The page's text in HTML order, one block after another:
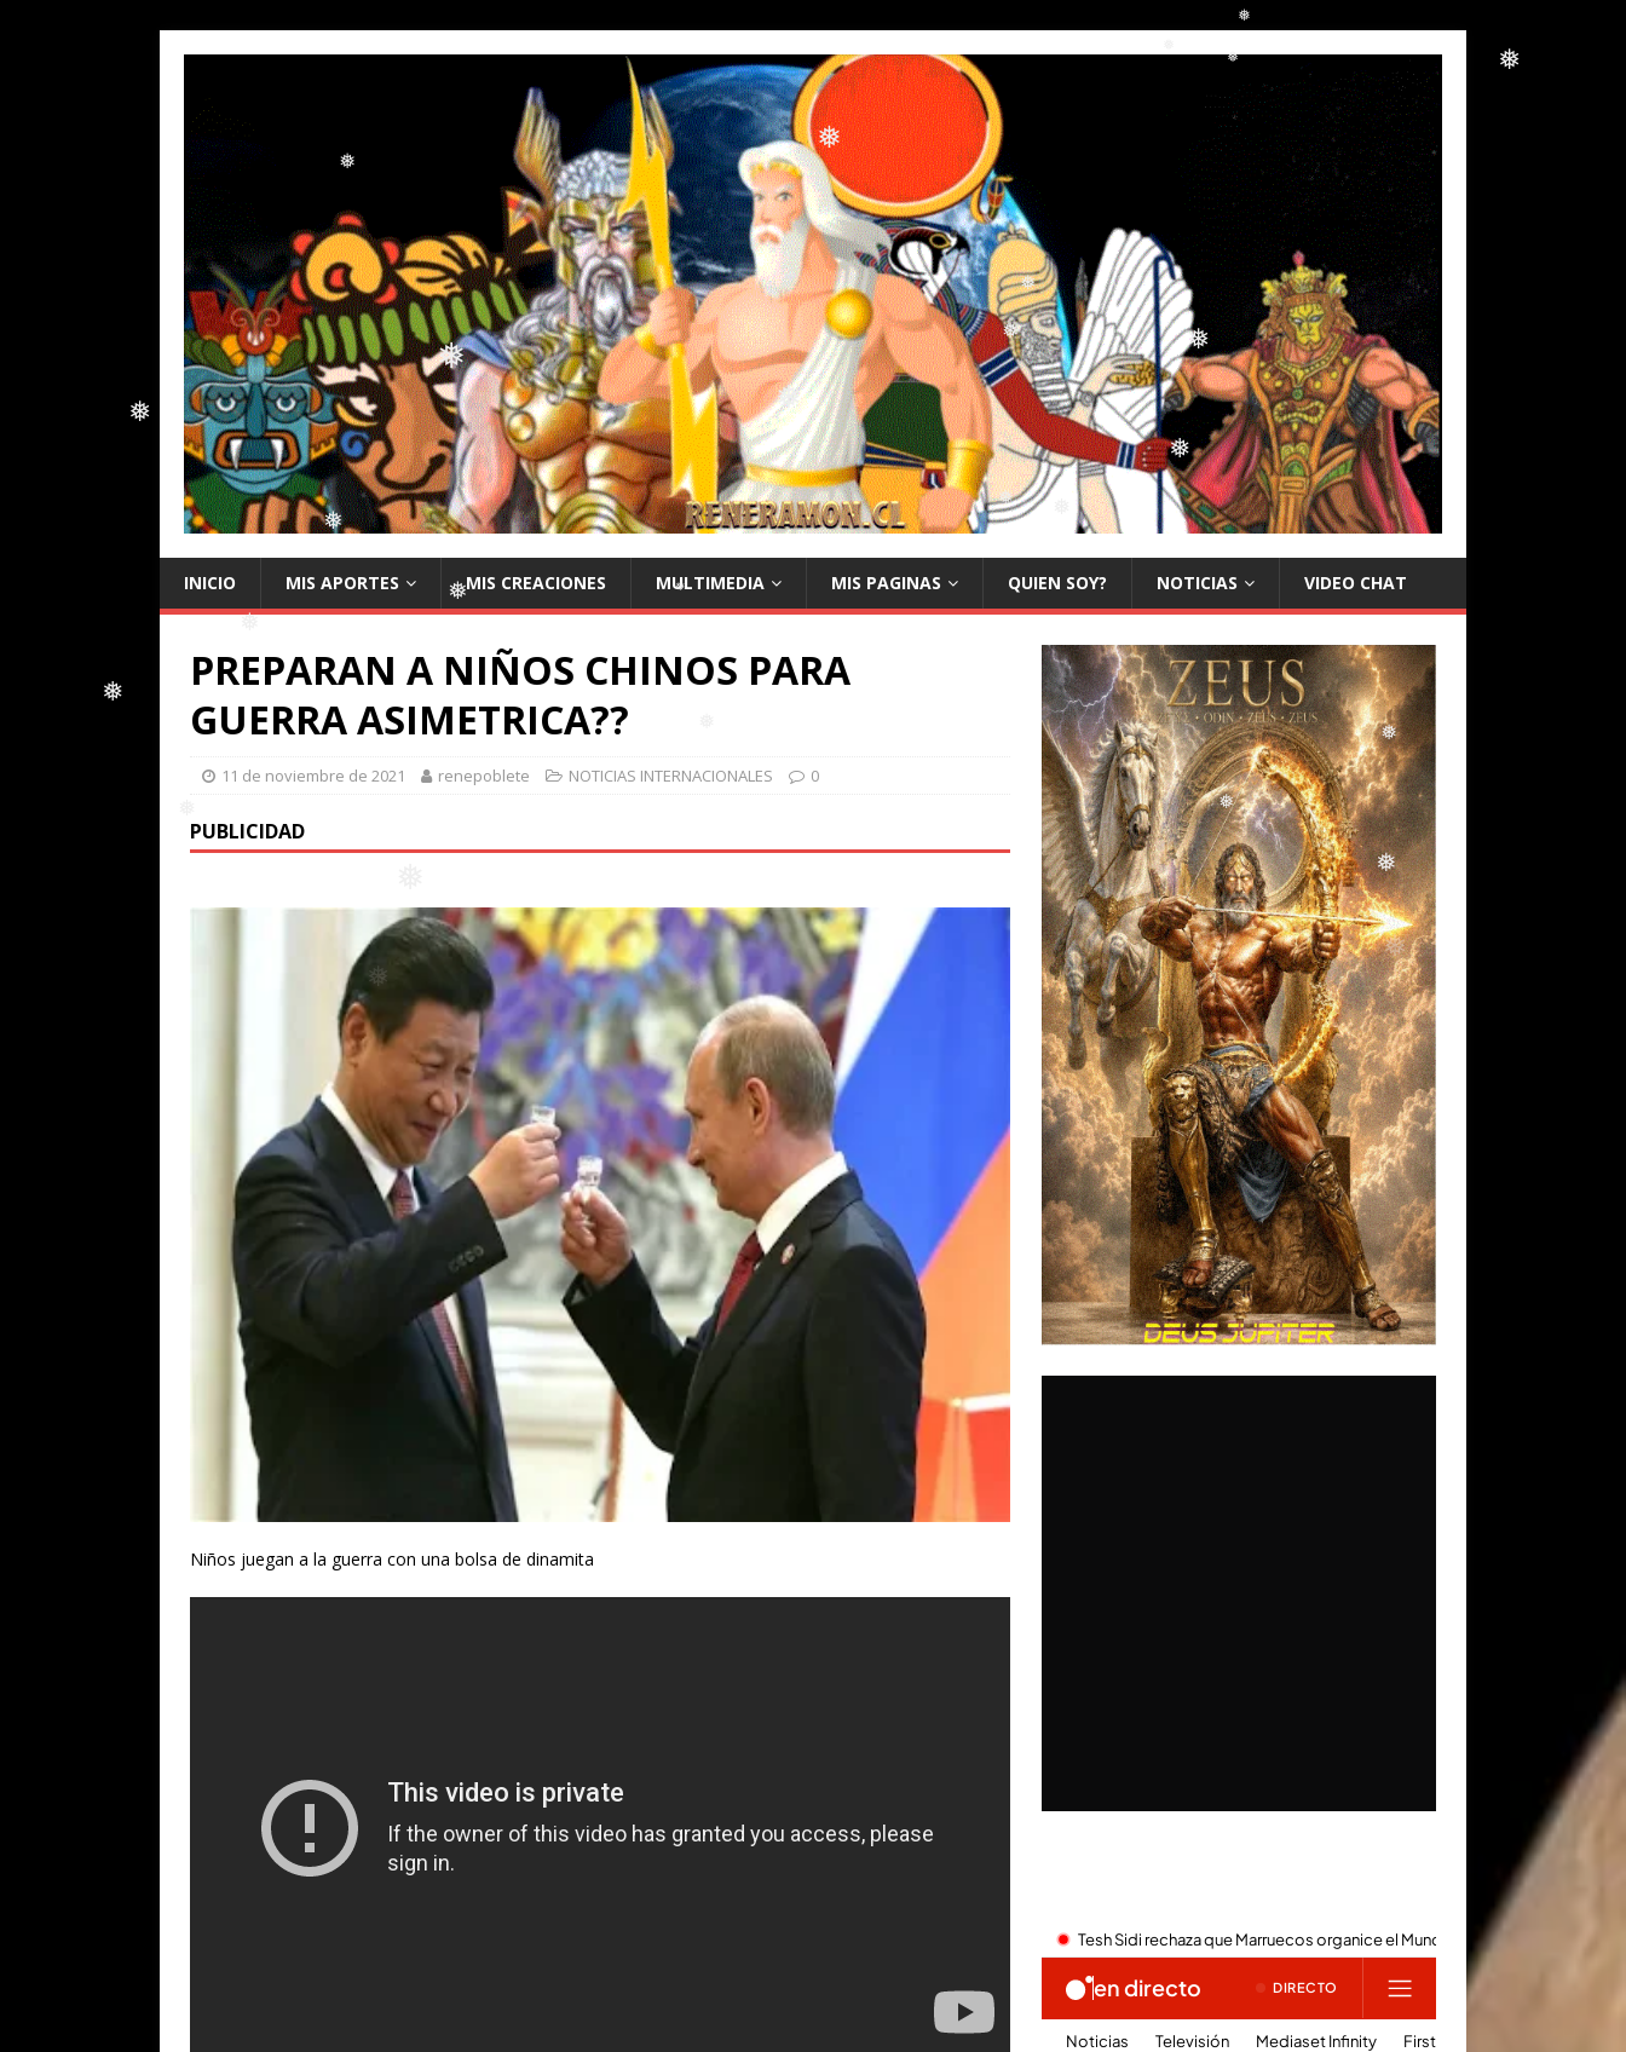
❅
❅
❅ ❅
❅
❅ ❅
❅
❅
❅
❅
❅
❅
❅
❅
❅
❅
❅
❅
❅ ❅
INICIO MIS APORTES MIS CREACIONES MULTIMEDIA MIS PAGINAS QUIEN SOY? NOTICIAS VIDEO CHAT
PREPARAN A NIÑOS CHINOS PARA
GUERRA ASIMETRICA??
11 de noviembre de 2021 renepoblete NOTICIAS INTERNACIONALES 0
PUBLICIDAD
Niños juegan a la guerra con una bolsa de dinamita